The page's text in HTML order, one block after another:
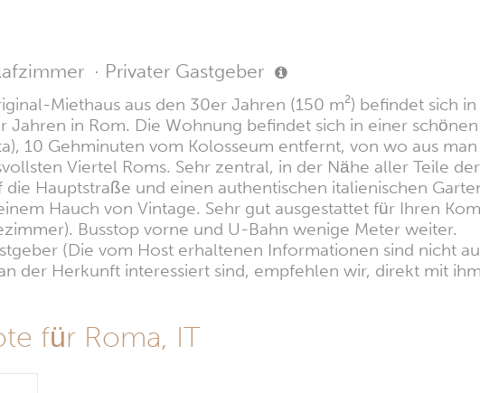
· Privater Gastgeber
Miethaus aus den 30er Jahren (150 m²) befindet sich
Jahren in Rom. Die Wohnung befindet sich in einer
10 Gehminuten vom Kolosseum entfernt, von wo aus
Viertel Roms. Sehr zentral, in der Nähe aller Teile
Hauptstraße und einen authentischen italienischen
Hauch von Vintage. Sehr gut ausgestattet für Ihren
Busstop vorne und U-Bahn wenige Meter weiter.
(Die vom Host erhaltenen Informationen sind nicht
der Herkunft interessiert sind, empfehlen wir, direkt mit
für Roma, IT